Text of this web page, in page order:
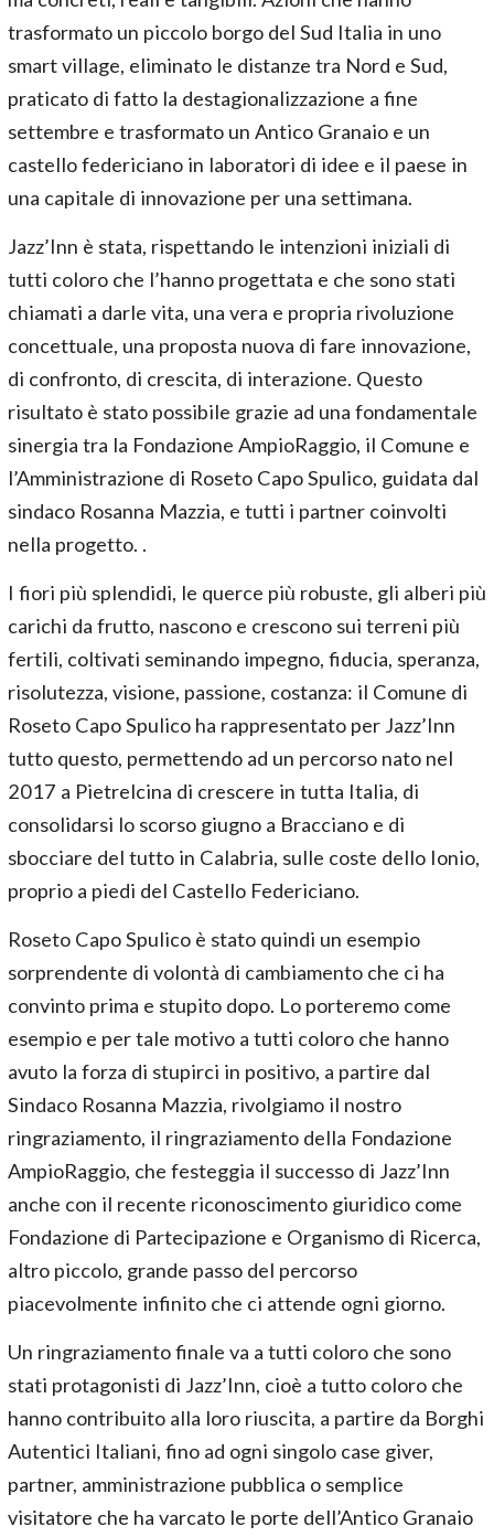
trasformato un piccolo borgo del Sud Italia in uno
smart village, eliminato le distanze tra Nord e Sud,
praticato di fatto la destagionalizzazione a fine
settembre e trasformato un Antico Granaio e un
castello federiciano in laboratori di idee e il paese in
una capitale di innovazione per una settimana.
Jazz’Inn è stata, rispettando le intenzioni iniziali di
tutti coloro che l’hanno progettata e che sono stati
chiamati a darle vita, una vera e propria rivoluzione
concettuale, una proposta nuova di fare innovazione,
di confronto, di crescita, di interazione. Questo
risultato è stato possibile grazie ad una fondamentale
sinergia tra la Fondazione AmpioRaggio, il Comune e
l’Amministrazione di Roseto Capo Spulico, guidata dal
sindaco Rosanna Mazzia, e tutti i partner coinvolti
nella progetto. .
I fiori più splendidi, le querce più robuste, gli alberi più
carichi da frutto, nascono e crescono sui terreni più
fertili, coltivati seminando impegno, fiducia, speranza,
risolutezza, visione, passione, costanza: il Comune di
Roseto Capo Spulico ha rappresentato per Jazz’Inn
tutto questo, permettendo ad un percorso nato nel
2017 a Pietrelcina di crescere in tutta Italia, di
consolidarsi lo scorso giugno a Bracciano e di
sbocciare del tutto in Calabria, sulle coste dello Ionio,
proprio a piedi del Castello Federiciano.
Roseto Capo Spulico è stato quindi un esempio
sorprendente di volontà di cambiamento che ci ha
convinto prima e stupito dopo. Lo porteremo come
esempio e per tale motivo a tutti coloro che hanno
avuto la forza di stupirci in positivo, a partire dal
Sindaco Rosanna Mazzia, rivolgiamo il nostro
ringraziamento, il ringraziamento della Fondazione
AmpioRaggio, che festeggia il successo di Jazz’Inn
anche con il recente riconoscimento giuridico come
Fondazione di Partecipazione e Organismo di Ricerca,
altro piccolo, grande passo del percorso
piacevolmente infinito che ci attende ogni giorno.
Un ringraziamento finale va a tutti coloro che sono
stati protagonisti di Jazz’Inn, cioè a tutto coloro che
hanno contribuito alla loro riuscita, a partire da Borghi
Autentici Italiani, fino ad ogni singolo case giver,
partner, amministrazione pubblica o semplice
visitatore che ha varcato le porte dell’Antico Granaio